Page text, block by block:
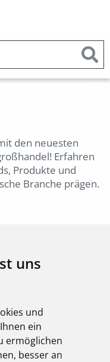
uns
und
ein
ermöglichen
besser an
den neuesten
Erfahren
Produkte und
Branche prägen.